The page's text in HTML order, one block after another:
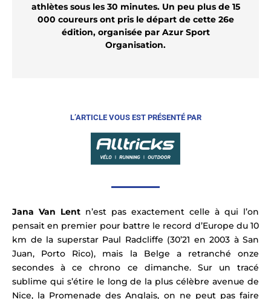
athlètes sous les 30 minutes. Un peu plus de 15
000 coureurs ont pris le départ de cette 26e
édition, organisée par Azur Sport
Organisation.
L’ARTICLE VOUS EST PRÉSENTÉ PAR
Jana Van Lent n’est pas exactement celle à qui l’on
pensait en premier pour battre le record d’Europe du 10
km de la superstar Paul Radcliffe (30’21 en 2003 à San
Juan, Porto Rico), mais la Belge a retranché onze
secondes à ce chrono ce dimanche. Sur un tracé
sublime qui s’étire le long de la plus célèbre avenue de
Nice, la Promenade des Anglais, on ne peut pas faire